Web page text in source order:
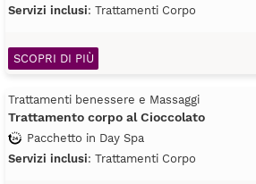
Servizi inclusi: Trattamenti Corpo
SCOPRI DI PIÙ
Trattamenti benessere e Massaggi
Trattamento corpo al Cioccolato
Pacchetto in Day Spa
Servizi inclusi: Trattamenti Corpo